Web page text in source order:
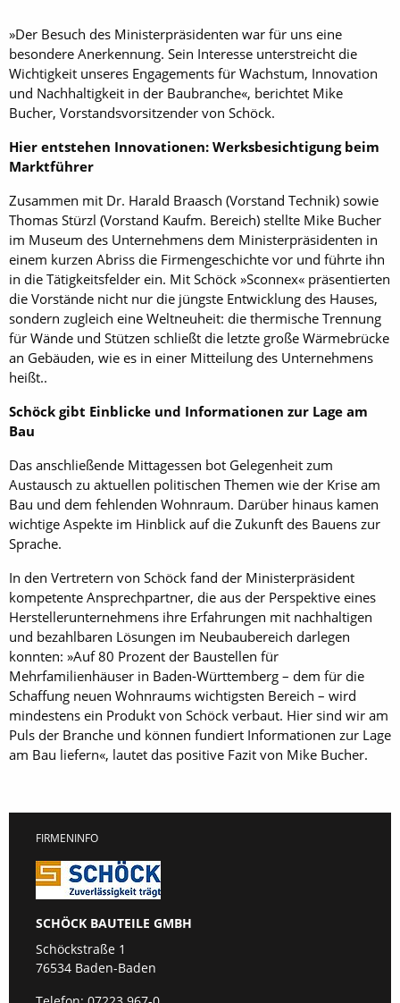
»Der Besuch des Ministerpräsidenten war für uns eine
besondere Anerkennung. Sein Interesse unterstreicht die
Wichtigkeit unseres Engagements für Wachstum, Innovation
und Nachhaltigkeit in der Baubranche«, berichtet Mike
Bucher, Vorstandsvorsitzender von Schöck.
Hier entstehen Innovationen: Werksbesichtigung beim
Marktführer
Zusammen mit Dr. Harald Braasch (Vorstand Technik) sowie
Thomas Stürzl (Vorstand Kaufm. Bereich) stellte Mike Bucher
im Museum des Unternehmens dem Ministerpräsidenten in
einem kurzen Abriss die Firmengeschichte vor und führte ihn
in die Tätigkeitsfelder ein. Mit Schöck »Sconnex« präsentierten
die Vorstände nicht nur die jüngste Entwicklung des Hauses,
sondern zugleich eine Weltneuheit: die thermische Trennung
für Wände und Stützen schließt die letzte große Wärmebrücke
an Gebäuden, wie es in einer Mitteilung des Unternehmens
heißt..
Schöck gibt Einblicke und Informationen zur Lage am
Bau
Das anschließende Mittagessen bot Gelegenheit zum
Austausch zu aktuellen politischen Themen wie der Krise am
Bau und dem fehlenden Wohnraum. Darüber hinaus kamen
wichtige Aspekte im Hinblick auf die Zukunft des Bauens zur
Sprache.
In den Vertretern von Schöck fand der Ministerpräsident
kompetente Ansprechpartner, die aus der Perspektive eines
Herstellerunternehmens ihre Erfahrungen mit nachhaltigen
und bezahlbaren Lösungen im Neubaubereich darlegen
konnten: »Auf 80 Prozent der Baustellen für
Mehrfamilienhäuser in Baden-Württemberg – dem für die
Schaffung neuen Wohnraums wichtigsten Bereich – wird
mindestens ein Produkt von Schöck verbaut. Hier sind wir am
Puls der Branche und können fundiert Informationen zur Lage
am Bau liefern«, lautet das positive Fazit von Mike Bucher.
FIRMENINFO
SCHÖCK BAUTEILE GMBH
Schöckstraße 1
76534 Baden-Baden